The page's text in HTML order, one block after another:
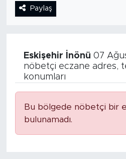
Paylaş
Eskişehir İnönü 07
nöbetçi eczane adres,
konumları
Bu bölgede nöbetçi bir
bulunamadı.
DÜNYA
KARİKATÜR
RÖPÖRTAJ
Tüm Manşetler
Haber Arşivi